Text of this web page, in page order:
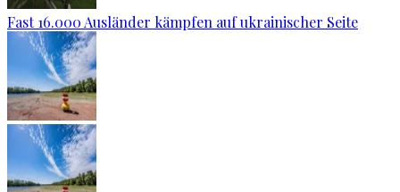
Fast 16.000 Ausländer kämpfen auf ukrainischer Seite